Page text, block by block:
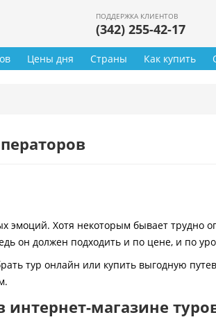
ПОДДЕРЖКА КЛИЕНТОВ
(342) 255-42-17
Цены дня Страны Как купить
Хотя некоторым бывает трудно
он должен подходить и по цене, и по
тур онлайн или купить выгодную
магазине